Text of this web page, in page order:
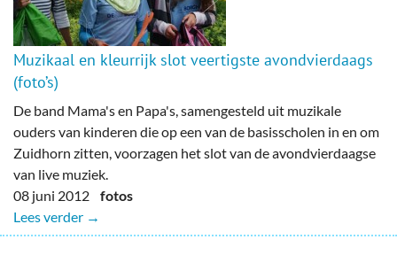
Muzikaal en kleurrijk slot veertigste avondvierdaags
(foto’s)
De band Mama's en Papa's, samengesteld uit muzikale
ouders van kinderen die op een van de basisscholen in en om
Zuidhorn zitten, voorzagen het slot van de avondvierdaagse
van live muziek.
08 juni 2012 fotos
Lees verder →